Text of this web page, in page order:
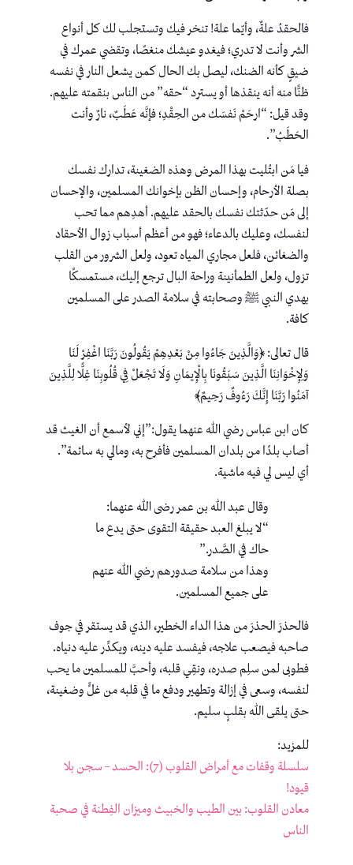
فالحقدُ علةٌ، وأيّما علة! تنخر فيك وتستجلب لك كل أنواع
الشر وأنت لا تدري؛ فيغدو عيشك منغصًا، وتقضي عمرك في
ضيقٍ كأنه الضنك، ليصل بك الحال كمن يشعل النار في نفسه
ظنًّا منه أنه ينقذها أو يسترد “حقه” من الناس بنقمته عليهم.
وقد قيل: “ارحَمْ نَفسَك من الحِقْدِ؛ فإنَّه عَطَبٌ، نارٌ وأنت
الحَطَبُ”.
فيا مَن ابتُليت بهذا المرض وهذه الضغينة، تدارك نفسك
بصلة الأرحام، وإحسان الظن بإخوانك المسلمين، والإحسان
إلى مَن حدّثتك نفسك بالحقد عليهم. أهدِهم مما تحب
لنفسك، وعليك بالدعاء؛ فهو من أعظم أسباب زوال الأحقاد
والضغائن، فلعل مجاري المياه تعود، ولعل الشرور من القلب
تزول، ولعل الطمأنينة وراحة البال ترجع إليك، مستمسكًا
بهدي النبي ﷺ وصحابته في سلامة الصدر على المسلمين
كافة.
قال تعالى: ﴿وَالَّذِينَ جَاءُوا مِنْ بَعْدِهِمْ يَقُولُونَ رَبَّنَا اغْفِرْ لَنَا
وَلِإِخْوَانِنَا الَّذِينَ سَبَقُونَا بِالْإِيمَانِ وَلَا تَجْعَلْ فِي قُلُوبِنَا غِلًّا لِلَّذِينَ
آمَنُوا رَبَّنَا إِنَّكَ رَءُوفٌ رَحِيمٌ﴾
كان ابن عباس رضي الله عنهما يقول:”إني لأسمع أن الغيث قد
أصاب بلدًا من بلدان المسلمين فأفرح به، ومالي به سائمة”.
أي ليس لي فيه ماشية.
وقال عبد الله بن عمر رضى الله عنهما:
“لا يبلغ العبد حقيقة التقوى حتى يدع ما
حاك في الصَّدر.”
وهذا من سلامة صدورهم رضي الله عنهم
على جميع المسلمين.
فالحذرَ الحذرَ من هذا الداء الخطير، الذي قد يستقر في جوف
صاحبه فيصعب علاجه، فيفسد عليه دينه، ويكدِّر عليه دنياه.
فطوبى لمن سلِم صدره، ونقِي قلبه، وأحبَّ للمسلمين ما يحب
لنفسه، وسعى في إزالة وتطهير ودفع ما في قلبه من غلٍّ وضغينة،
حتى يلقى الله بقلبٍ سليم.
للمزيد:
سلسلة وقفات مع أمراض القلوب (7): الحسد – سجن بلا
قيود!
معادن القلوب: بين الطيب والخبيث وميزان الفِطنة في صحبة
الناس